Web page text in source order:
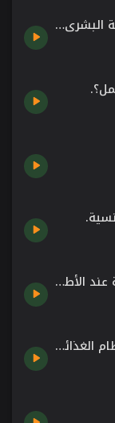
التعايش مع فيروس نقص المناعة البشري تجربة ست مصرية.
الحلقة (15) - المشكلات النفسية عند الأطفال
دراسة: صحة الجنين مرتبطة بالنظام الغذائي للأب